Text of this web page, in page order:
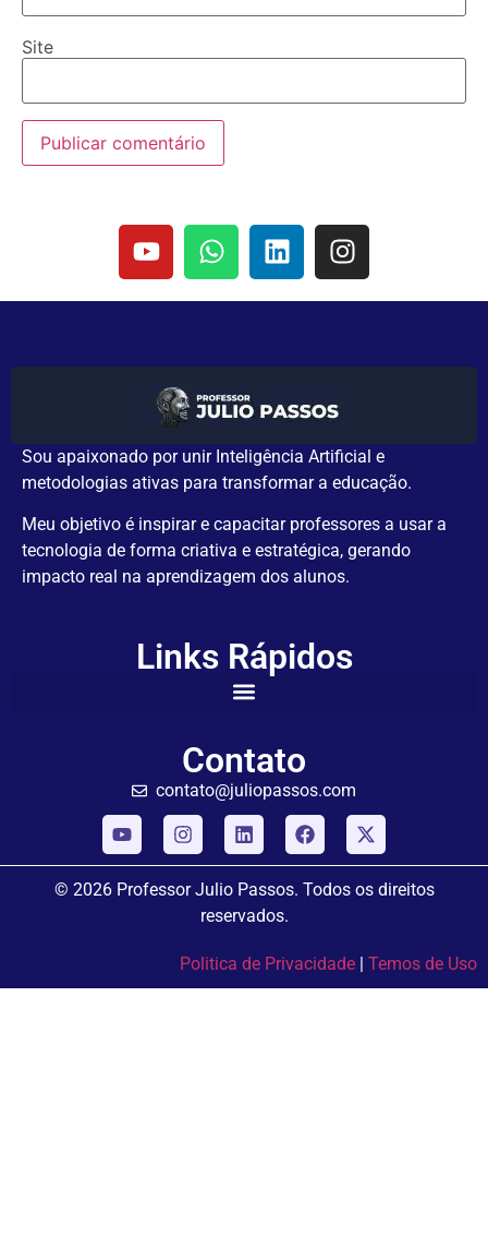
Site
Sou apaixonado por unir Inteligência Artificial e
metodologias ativas para transformar a educação.
Meu objetivo é inspirar e capacitar professores a usar a
tecnologia de forma criativa e estratégica, gerando
impacto real na aprendizagem dos alunos.
Links Rápidos
Contato
contato@juliopassos.com
© 2026 Professor Julio Passos. Todos os direitos
reservados.
Politica de Privacidade | Temos de Uso